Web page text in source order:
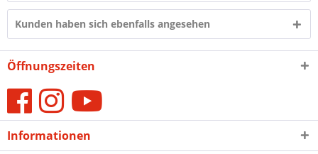
Kunden haben sich ebenfalls angesehen
Öffnungszeiten
Informationen